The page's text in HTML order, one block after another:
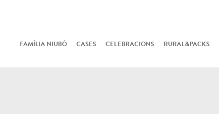
FAMÍLIA NIUBÒ CASES CELEBRACIONS RURAL&PACKS